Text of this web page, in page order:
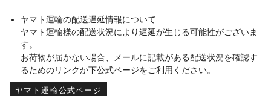
ヤマト運輸の配送遅延情報について
ヤマト運輸様の配送状況により遅延が生じる可能性がございま
す。
お荷物が届かない場合、メールに記載がある配送状況を確認す
るためのリンクか下公式ページをご利用ください。
ヤマト運輸公式ページ